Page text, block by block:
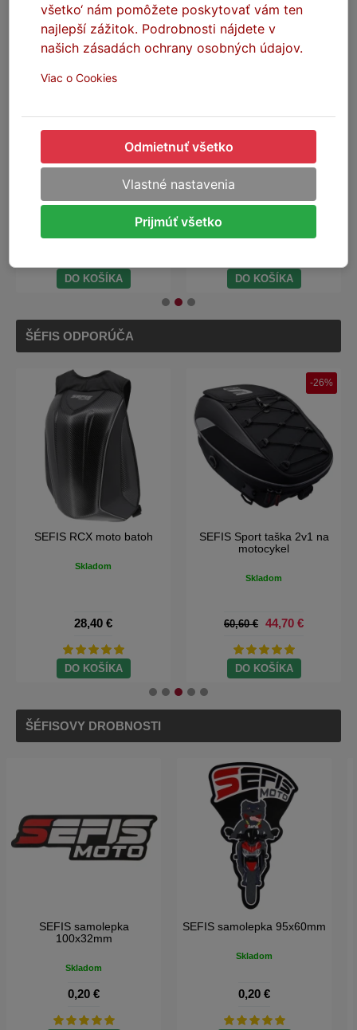
SEFIS Street tričko modré
DO KOŠÍKA
SEFIS Street tepláková
Skladom
DO KOŠÍKA
ŠÉFIS ODPORÚČA
SEFIS RCX moto batoh
Skladom
28,40 €
DO KOŠÍKA
-26%
SEFIS Sport taška 2v1 na
motocykel
Skladom
60,60 € 44,70 €
DO KOŠÍKA
ŠÉFISOVY DROBNOSTI
SEFIS samolepka
100x32mm
Skladom
0,20 €
SEFIS samolepka 95x60mm
Skladom
0,20 €
všetko‘ nám pomôžete poskytovať vám ten
najlepší zážitok. Podrobnosti nájdete v
našich zásadách ochrany osobných údajov.
Viac o Cookies
Odmietnuť všetko
Vlastné nastavenia
Prijmúť všetko